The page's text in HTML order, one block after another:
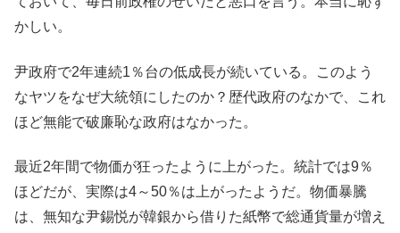
かしい。
尹政府で2年連続1％台の低成長が続いている。このよう
なヤツをなぜ大統領にしたのか？歴代政府のなかで、これ
ほど無能で破廉恥な政府はなかった。
最近2年間で物価が狂ったように上がった。統計では9％
ほどだが、実際は4～50％は上がったようだ。物価暴騰
は、無知な尹錫悦が韓銀から借りた紙幣で総通貨量が増え